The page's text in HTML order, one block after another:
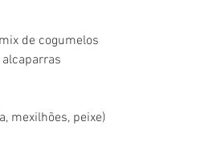
de cogumelos
mexilhões, peixe)